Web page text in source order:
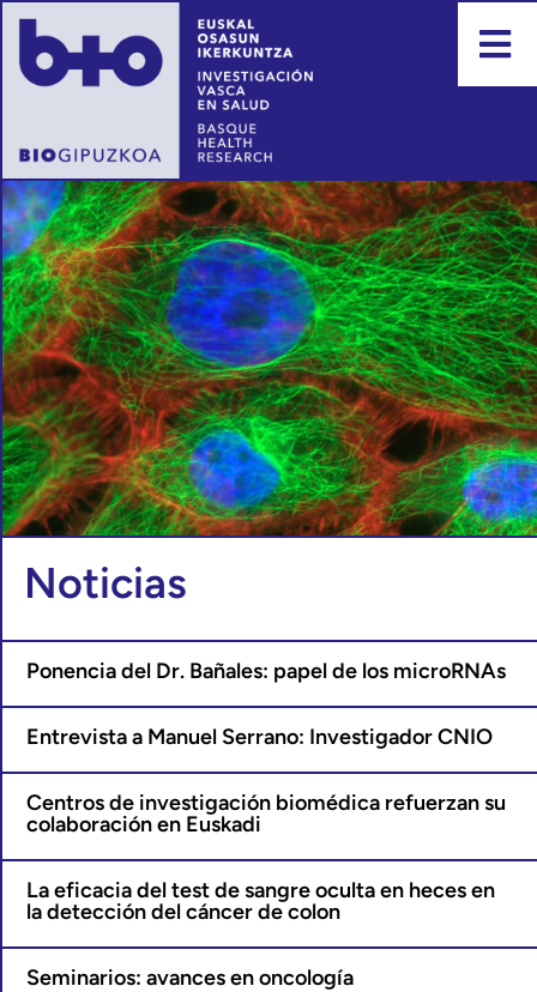
Noticias
Ponencia del Dr. Bañales: papel de los microRNAs
Entrevista a Manuel Serrano: Investigador CNIO
Centros de investigación biomédica refuerzan su
colaboración en Euskadi
La eficacia del test de sangre oculta en heces en
la detección del cáncer de colon
Seminarios: avances en oncología